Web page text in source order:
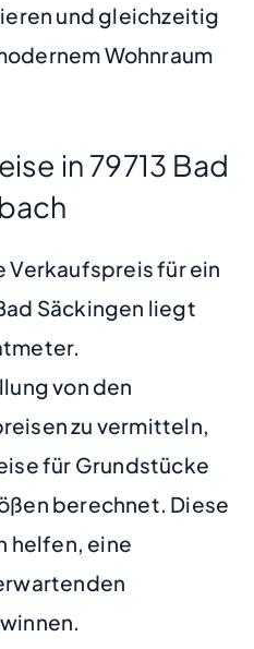
und gleichzeitig
Wohnraum
in 79713 Bad
für ein
Säckingen liegt
von den
zu vermitteln,
für Grundstücke
berechnet. Diese
helfen, eine